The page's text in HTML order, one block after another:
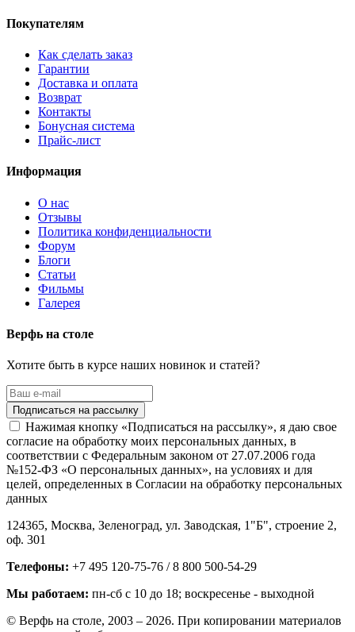
Покупателям
Как сделать заказ
Гарантии
Доставка и оплата
Возврат
Контакты
Бонусная система
Прайс-лист
Информация
О нас
Отзывы
Политика конфиденциальности
Форум
Блоги
Статьи
Фильмы
Галерея
Верфь на столе
Хотите быть в курсе наших новинок и статей?
Нажимая кнопку «Подписаться на рассылку», я даю свое
согласие на обработку моих персональных данных, в
соответствии с Федеральным законом от 27.07.2006 года
№152-ФЗ «О персональных данных», на условиях и для
целей, определенных в Согласии на обработку персональных
данных
124365, Москва, Зеленоград, ул. Заводская, 1"Б", строение 2,
оф. 301
Телефоны: +7 495 120-75-76 / 8 800 500-54-29
Мы работаем: пн-сб с 10 до 18; воскресенье - выходной
© Верфь на столе, 2003 – 2026. При копировании материалов